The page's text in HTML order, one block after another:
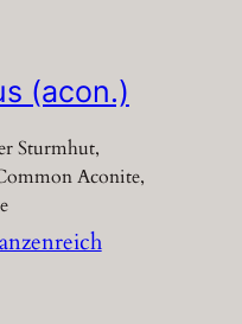
(acon.)
Sturmhut,
Aconite,